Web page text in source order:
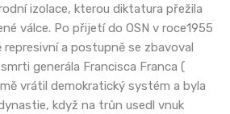
izolace, kterou diktatura přežila
válce. Po přijetí do OSN v roce1955
represivní a postupně se zbavoval
generála Francisca Franca (
vrátil demokratický systém a byla
když na trůn usedl vnuk